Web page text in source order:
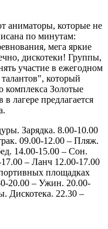
аниматоры, которые не
по минутам:
мега яркие
дискотеки! Группы,
участие в ежегодном
который
комплекса Золотые
лагере предлагается
Зарядка. 8.00-10.00
09.00-12.00 – Пляж.
14.00-15.00 – Сон.
– Ланч 12.00-17.00
площадках
20.00 – Ужин. 20.00-
Дискотека. 22.30 –